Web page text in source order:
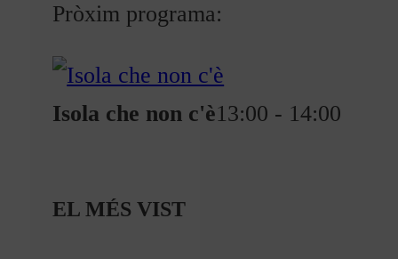
Programació
Qui som?
Fes-te'n soci!
Pròxim programa:
Isola che non c'è13:00 - 14:00
EL MÉS VIST